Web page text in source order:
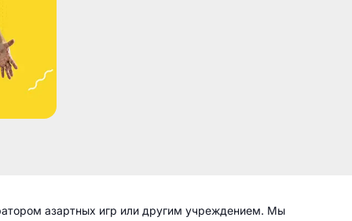
азартных игр или другим учреждением. Мы